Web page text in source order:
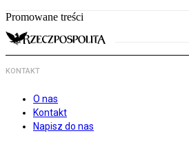
Promowane treści
KONTAKT
O nas
Kontakt
Napisz do nas